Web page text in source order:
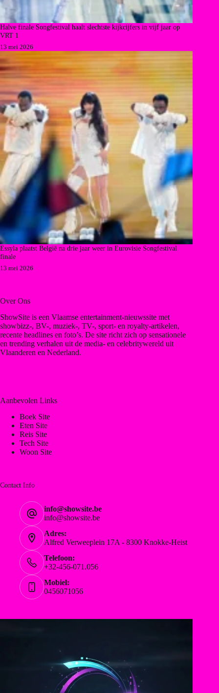
Halve finale Songfestival haalt slechtste kijkcijfers in vijf jaar op
VRT 1
13 mei 2026
Essyla plaatst België na drie jaar weer in Eurovisie Songfestival
finale
13 mei 2026
Over Ons
ShowSite is een Vlaamse entertainment-nieuwssite met
showbizz-, BV-, muziek-, TV-, sport- en royalty-artikelen,
recente headlines en foto’s. De site richt zich op sensationele
en trending verhalen uit de media- en celebritywereld uit
Vlaanderen en Nederland.
Aanbevolen Links
Boek Site
Eten Site
Reis Site
Tech Site
Woon Site
Contact Info
info@showsite.be
info@showsite.be
Adres:
Alfred Verweeplein 17A - 8300 Knokke-Heist
Telefoon:
+32-456-071.056
Mobiel:
0456071056